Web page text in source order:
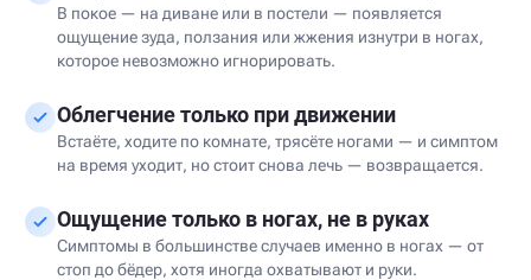
В покое — на диване или в постели — появляется
ощущение зуда, ползания или жжения изнутри в ногах,
которое невозможно игнорировать.
Облегчение только при движении
Встаёте, ходите по комнате, трясёте ногами — и симптом
на время уходит, но стоит снова лечь — возвращается.
Ощущение только в ногах, не в руках
Симптомы в большинстве случаев именно в ногах — от
стоп до бёдер, хотя иногда охватывают и руки.